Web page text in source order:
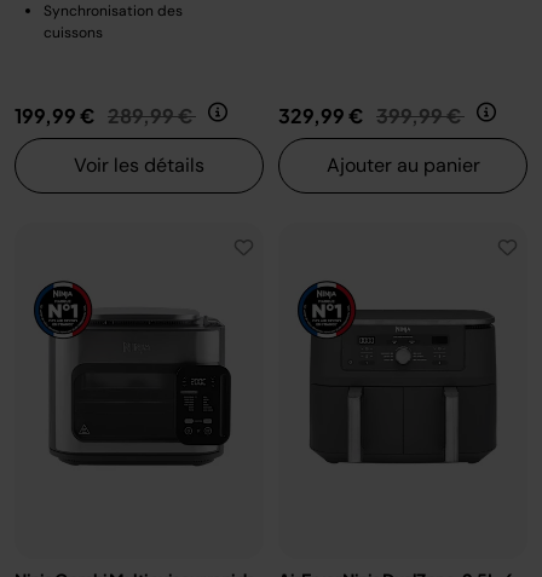
Synchronisation des
cuissons
199,99 € Prix réduit de
289,99 € au
Voir les détails
329,99 € Prix réduit de
399,99 € au
Ajouter au panier